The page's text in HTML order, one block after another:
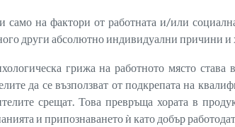
само на фактори от работната и/или
други абсолютно индивидуални причини и
грижа на работното място
да се възползват от подкрепата на
срещат. Това превръща хората в
и припознаването ѝ като добър